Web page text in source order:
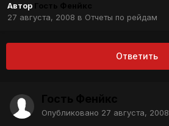
Автор
27 августа, 2008 в Отчеты по рейдам
Ответить
Опубликовано 27 августа, 2008